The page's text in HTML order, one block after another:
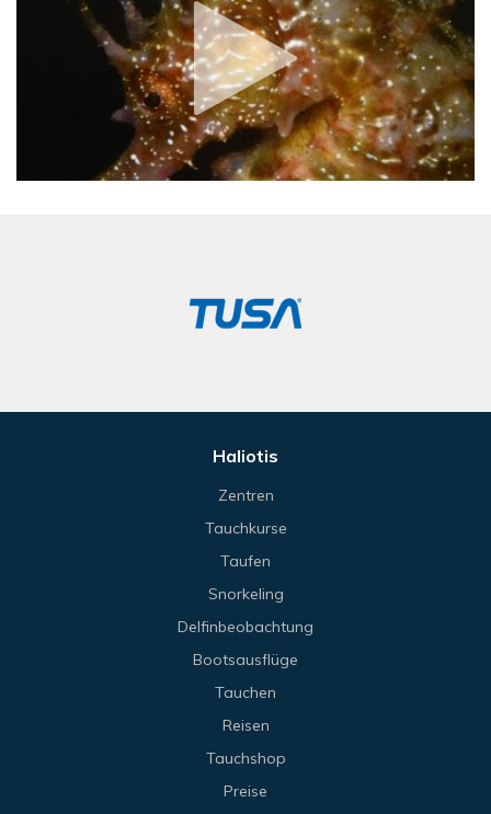
Haliotis
Zentren
Tauchkurse
Taufen
Snorkeling
Delfinbeobachtung
Bootsausflüge
Tauchen
Reisen
Tauchshop
Preise